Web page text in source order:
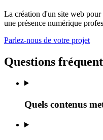
La création d'un site web
une présence numérique
Parlez-nous de votre projet
Questions
Quels contenus